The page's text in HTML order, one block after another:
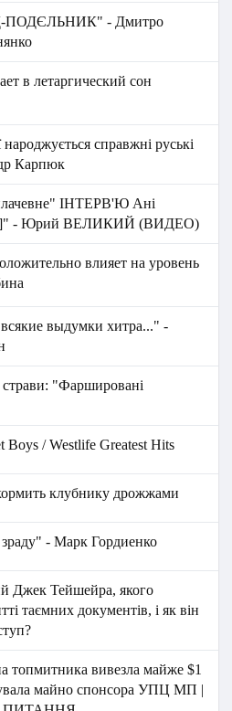
- Дмитро
в летаргический сон
народжується справжні руські
Карпюк
ІНТЕРВ'Ю Ані
- Юрий ВЕЛИКИЙ (ВИДЕО)
влияет на уровень
выдумки хитра..." -
страви: "Фаршировані
Boys / Westlife Greatest Hits
клубнику дрожжами
- Марк Гордиенко
Джек Тейшейра, якого
таємних документів, і як він
топмитника вивезла майже $1
майно спонсора УПЦ МП |